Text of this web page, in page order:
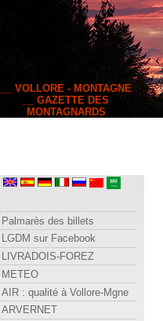
__ VOLLORE - MONTAGNE
__ GAZETTE DES
MONTAGNARDS
Palmarès des billets
LGDM sur Facebook
LIVRADOIS-FOREZ
METEO
AIR : qualité à Vollore-Mgne
ARVERNET